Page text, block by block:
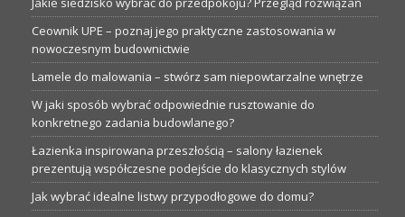
Ceownik UPE – poznaj jego praktyczne zastosowania w
nowoczesnym budownictwie
Lamele do malowania – stwórz sam niepowtarzalne wnętrze
W jaki sposób wybrać odpowiednie rusztowanie do
konkretnego zadania budowlanego?
Łazienka inspirowana przeszłością – salony łazienek
prezentują współczesne podejście do klasycznych stylów
Jak wybrać idealne listwy przypodłogowe do domu?